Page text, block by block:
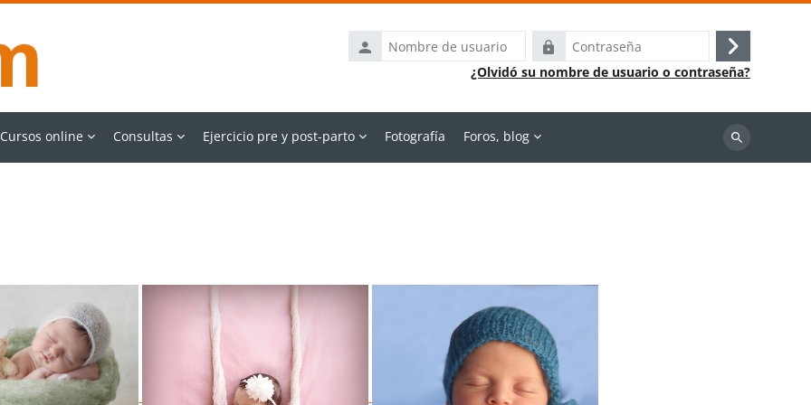
Nombre
de
Contraseña
Acceder
¿Olvidó su nombre de usuario o contraseña?
Cursos online Consultas Ejercicio pre y post-parto Fotografía Foros, blog
Buscar